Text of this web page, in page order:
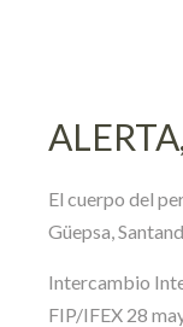
El cuerpo del
Güepsa,
Intercambio
FIP/IFEX 28